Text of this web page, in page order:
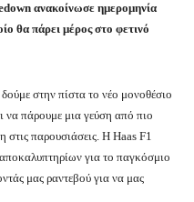
ανακοίνωσε ημερομηνία
θα πάρει μέρος στο φετινό
στην πίστα το νέο μονοθέσιο
να πάρουμε μια γεύση από πιο
στις παρουσιάσεις. Η Haas F1
για το παγκόσμιο
μας ραντεβού για να μας